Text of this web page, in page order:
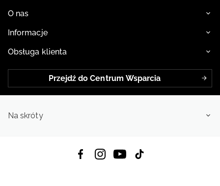
O nas
Informacje
Obsługa klienta
Przejdź do Centrum Wsparcia
Na skróty